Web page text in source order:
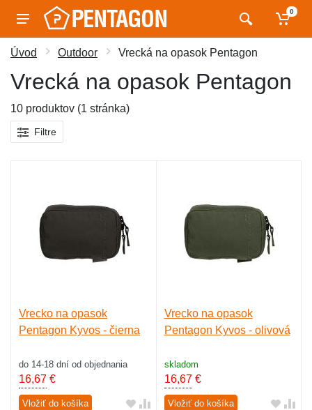
0
Úvod Outdoor Vrecká na opasok Pentagon
Vrecká na opasok Pentagon
10 produktov (1 stránka)
Filtre
Vrecko na opasok
Pentagon Kyvos - čierna
do 14-18 dní od objednania
16,67 €
Vložiť do košíka
Vrecko na opasok
Pentagon Kyvos - olivová
skladom
16,67€
Vložiť do košíka